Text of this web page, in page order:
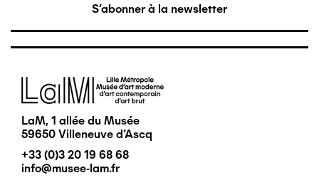
S'abonner à la newsletter
Image
LaM, 1 allée du Musée
59650 Villeneuve d'Ascq
+33 (0)3 20 19 68 68
info@musee-lam.fr